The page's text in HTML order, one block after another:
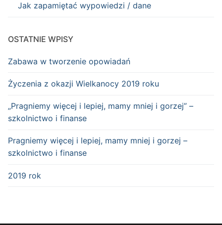
Jak zapamiętać wypowiedzi / dane
OSTATNIE WPISY
Zabawa w tworzenie opowiadań
Życzenia z okazji Wielkanocy 2019 roku
„Pragniemy więcej i lepiej, mamy mniej i gorzej” –
szkolnictwo i finanse
Pragniemy więcej i lepiej, mamy mniej i gorzej –
szkolnictwo i finanse
2019 rok